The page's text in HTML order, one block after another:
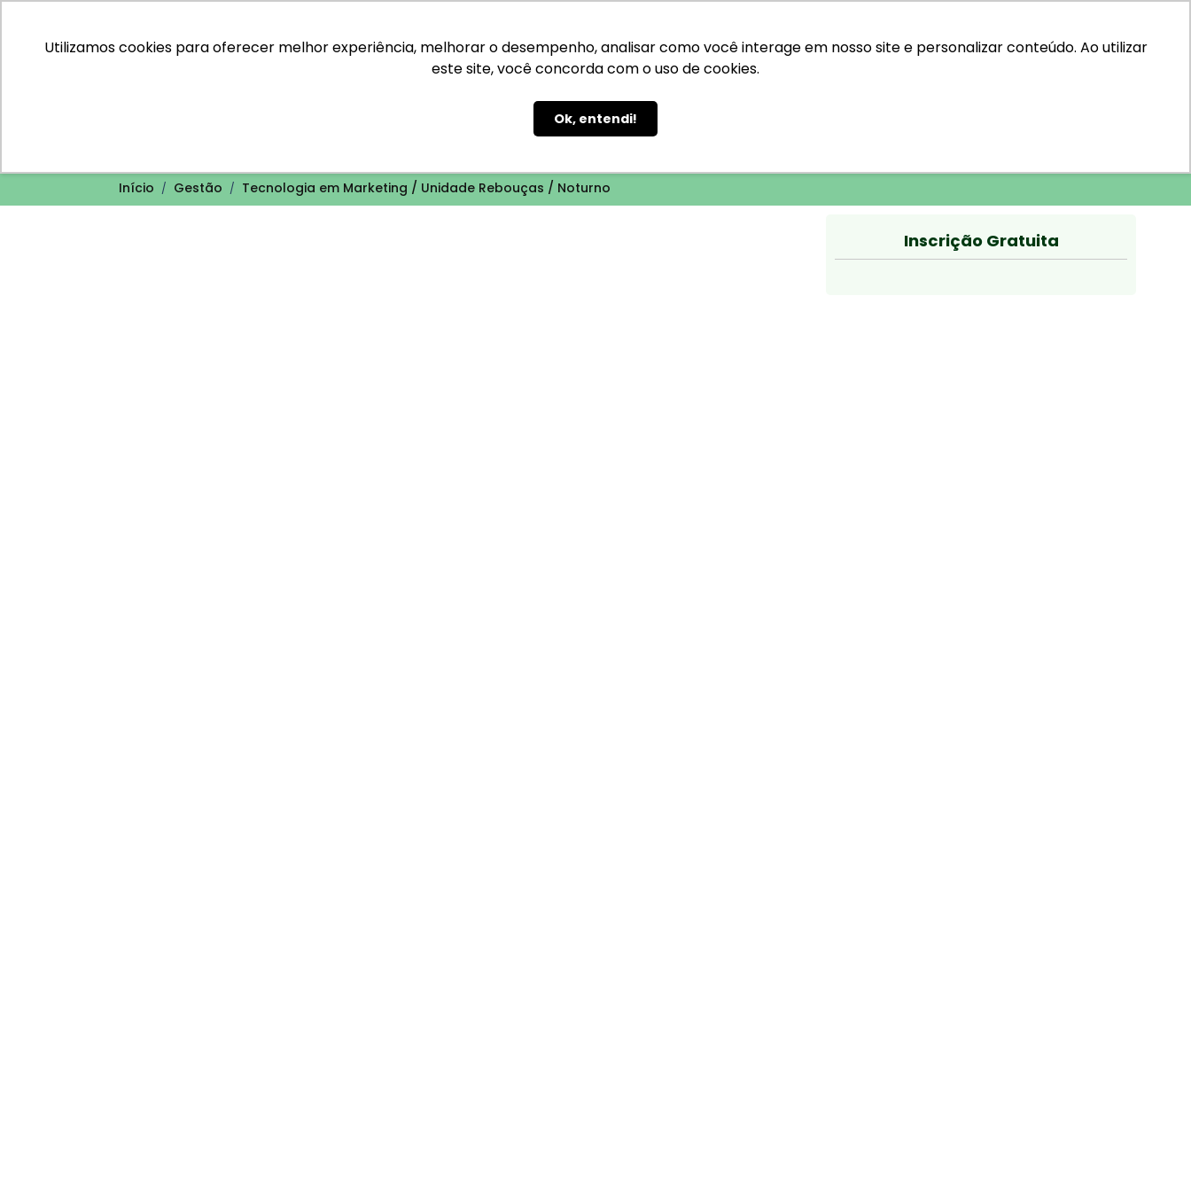
Utilizamos cookies para oferecer melhor experiência, melhorar o desempenho, analisar como você interage em nosso site e personalizar conteúdo. Ao utilizar
este site, você concorda com o uso de cookies.
Ok, entendi!
Início Gestão Tecnologia em Marketing / Unidade Rebouças / Noturno
Inscrição Gratuita